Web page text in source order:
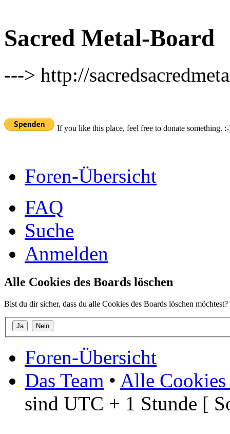
Sacred Metal-Board
---> http://
If you like this place, feel free to donate something.
Foren-Übersicht
FAQ
Suche
Anmelden
Alle Cookies des Boards löschen
Bist du dir sicher, dass du alle Cookies des Boards löschen möchtest?
Foren-Übersicht
Das Team • Alle Cookies
sind UTC + 1 Stunde [